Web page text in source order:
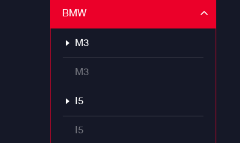
BMW
M3
M3
I5
I5